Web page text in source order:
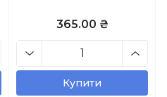
365.00 ₴
Купити